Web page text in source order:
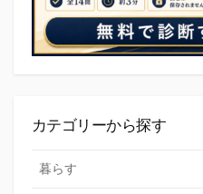
カテゴリーから探す
暮らす